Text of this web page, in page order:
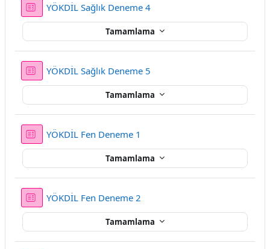
YÖKDİL Sağlık Deneme 4Sınav
Tamamlama
YÖKDİL Sağlık Deneme 5
Tamamlama
YÖKDİL Fen Deneme 1
Tamamlama
YÖKDİL Fen Deneme 2
Tamamlama